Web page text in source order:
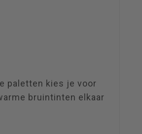
paletten kies je voor
bruintinten elkaar